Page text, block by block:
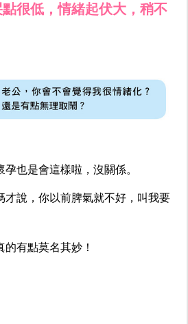
很低，情緒起伏大，稍不
也是會這樣啦，沒關係。
才說，你以前脾氣就不好，叫我要
有點莫名其妙！